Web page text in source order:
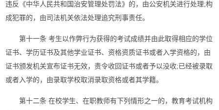
违反《中华人民共和国治安管理处罚法》的，由公安机关进行处理;构
成犯罪的，由司法机关依法处理追究刑事责任。
第十一条 考生以作弊行为获得的考试成绩并由此取得相应的学位
证书、学历证书及其他学业证书、资格资质证书或者入学资格的，由
证书颁发机关宣布证书无效，责令收回证书或者予以没收;已经被录取
或者入学的，由录取学校取消录取资格或者其学籍。
第十二条 在校学生、在职教师有下列情形之一的，教育考试机构